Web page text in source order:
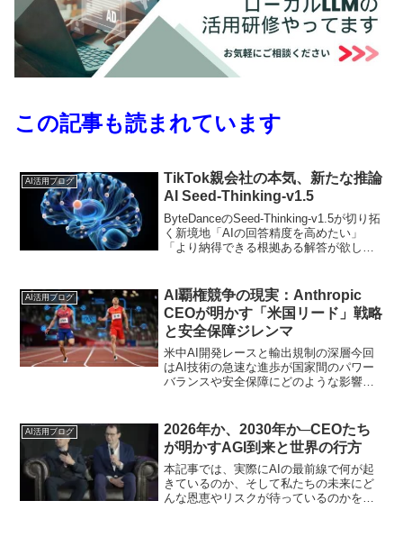
この記事も読まれています
AI活用ブログ
TikTok親会社の本気、新たな推論
AI Seed-Thinking-v1.5
ByteDanceのSeed-Thinking-v1.5が切り拓
く新境地「AIの回答精度を高めたい」
「より納得できる根拠ある解答が欲し
っています。実は、T...
AI活用ブログ
AI覇権競争の現実：Anthropic
CEOが明かす「米国リード」戦略
と安全保障ジレンマ
米中AI開発レースと輸出規制の深層今回
はAI技術の急速な進歩が国家間のパワー
バランスや安全保障にどのような影響を
一つであるAnthropicのCEO、ダリオ・ア
モデイ...
AI活用ブログ
2026年か、2030年か─CEOたち
が明かすAGI到来と世界の行方
本記事では、実際にAIの最前線で何が起
きているのか、そして私たちの未来にど
んな恩恵やリスクが待っているのかを詳